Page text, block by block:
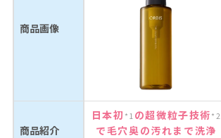
商品画像
商品紹介
日本初 *1 の超微粒子技術 *2
で毛穴奥の汚れまで洗浄